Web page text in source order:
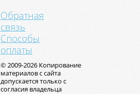
Обратная
связь
Способы
оплаты
© 2009-2026 Копирование
материалов с сайта
допускается только с
согласия владельца